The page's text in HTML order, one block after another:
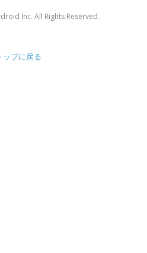
Inc. All Rights Reserved.
ップに戻る